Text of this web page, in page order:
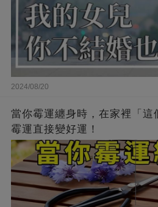
2024/08/20
當你霉運纏身時，在家裡「這
霉運直接變好運！